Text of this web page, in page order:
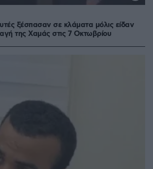
ξέσπασαν σε κλάματα μόλις είδαν
της Χαμάς στις 7 Οκτωβρίου